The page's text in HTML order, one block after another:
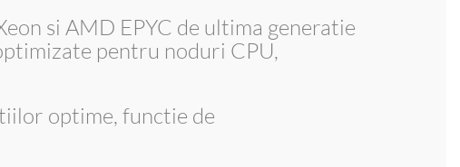
si AMD EPYC de ultima generatie
pentru noduri CPU,
optime, functie de